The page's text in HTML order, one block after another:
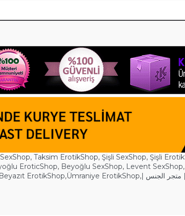
, Taksim ErotikShop, Şişli SexShop, Şişli
EroticShop, Beyoğlu SexShop, Levent SexShop,
Beyazıt ErotikShop,Ümraniye ErotikShop, | متجر الجنس